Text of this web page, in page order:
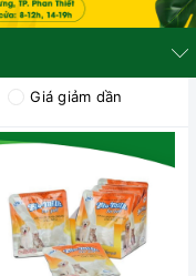
Giá giảm dần